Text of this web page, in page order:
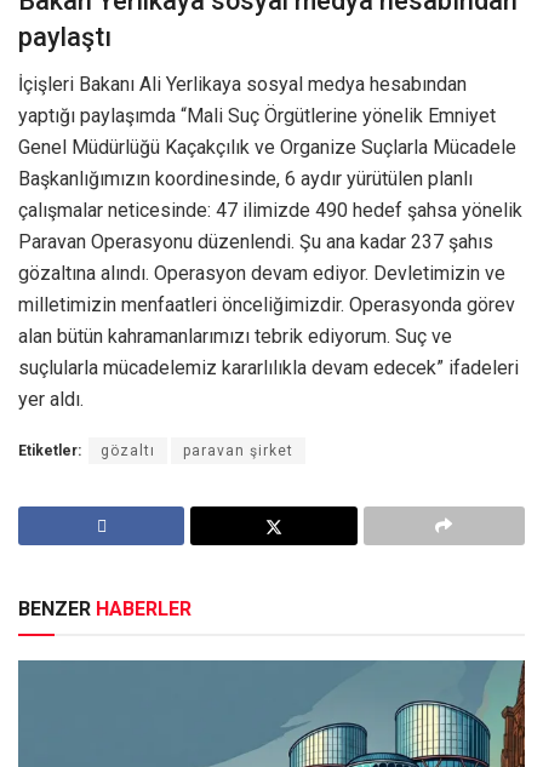
paylaştı
İçişleri Bakanı Ali Yerlikaya sosyal medya hesabından
yaptığı paylaşımda “Mali Suç Örgütlerine yönelik Emniyet
Genel Müdürlüğü Kaçakçılık ve Organize Suçlarla Mücadele
Başkanlığımızın koordinesinde, 6 aydır yürütülen planlı
çalışmalar neticesinde: 47 ilimizde 490 hedef şahsa yönelik
Paravan Operasyonu düzenlendi. Şu ana kadar 237 şahıs
gözaltına alındı. Operasyon devam ediyor. Devletimizin ve
milletimizin menfaatleri önceliğimizdir. Operasyonda görev
alan bütün kahramanlarımızı tebrik ediyorum. Suç ve
suçlularla mücadelemiz kararlılıkla devam edecek” ifadeleri
yer aldı.
Etiketler: gözaltı paravan şirket
BENZER HABERLER